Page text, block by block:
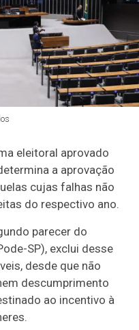
eleitoral aprovado
a aprovação
cujas falhas não
do respectivo ano.
parecer do
SP), exclui desse
desde que não
descumprimento
ao incentivo à